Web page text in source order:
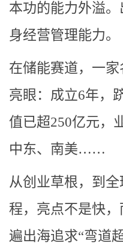
本功的能力外溢
身经营管理能力。
在储能赛道，一
亮眼：成立6年，
值已超250亿元，
中东、南美……
从创业草根，到
程，亮点不是快
遍出海追求“弯道